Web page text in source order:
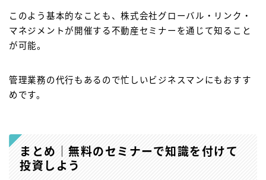
このよう基本的なことも、株式会社グローバル・リンク・
マネジメントが開催する不動産セミナーを通じて知ること
が可能。
管理業務の代行もあるので忙しいビジネスマンにもおすす
めです。
まとめ｜無料のセミナーで知識を付けて
投資しよう